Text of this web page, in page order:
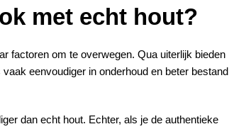
met echt hout?
factoren om te overwegen. Qua uiterlijk bieden
vaak eenvoudiger in onderhoud en beter bestand
dan echt hout. Echter, als je de authentieke